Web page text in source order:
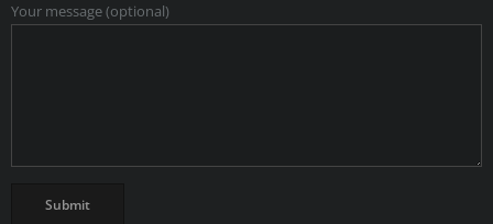
Your message (optional)